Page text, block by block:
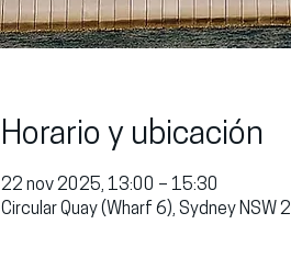
Horario y ubicación
22 nov 2025, 13:00 – 15:30
Circular Quay (Wharf 6), Sydney NSW